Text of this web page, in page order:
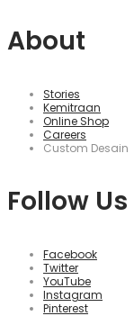
About
Stories
Kemitraan
Online Shop
Careers
Custom Desain
Follow Us
Facebook
Twitter
YouTube
Instagram
Pinterest